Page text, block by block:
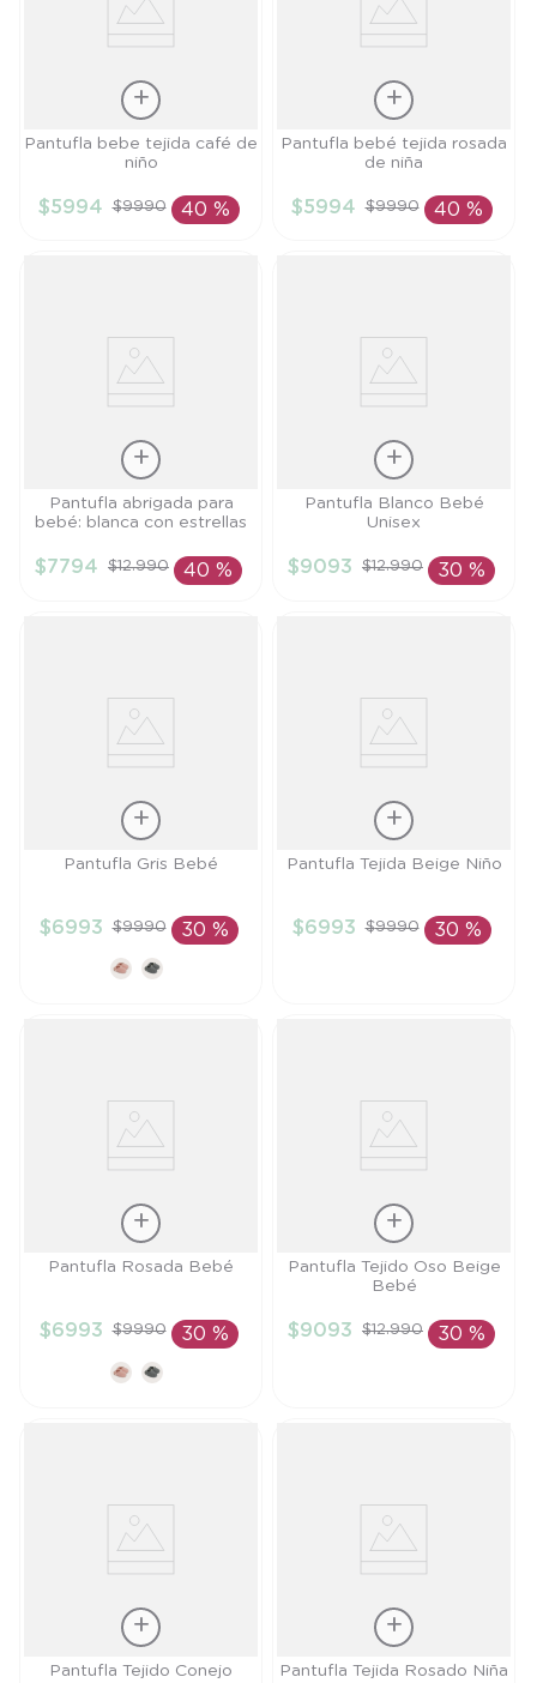
Talla
AÑADIR AL
Pantufla bebe tejida café de
niño
$5994 $9990 40 %
Talla
AÑADIR AL
Pantufla bebé tejida rosada
de niña
$5994 $9990 40 %
Talla
AÑADIR AL
Pantufla abrigada para
bebé: blanca con estrellas
$7794 $12.990 40 %
Talla
AÑADIR AL
Pantufla Blanco Bebé
Unisex
$9093 $12.990 30 %
Talla
AÑADIR AL
CARRITO
Pantufla Gris Bebé
$6993 $9990 30 %
Talla
AÑADIR AL
Pantufla Tejida Beige Niño
$6993 $9990 30 %
Talla
AÑADIR AL
CARRITO
Pantufla Rosada Bebé
$6993 $9990 30 %
Talla
AÑADIR AL
Pantufla Tejido Oso Beige
Bebé
$9093 $12.990 30 %
TallaPantufla Tejido Conejo
Talla
Pantufla Tejida Rosado Niña